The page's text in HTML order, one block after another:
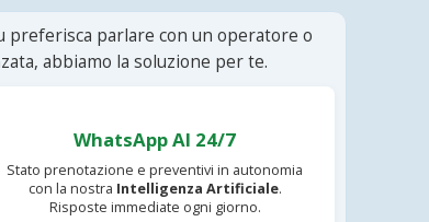
preferisca parlare con un operatore o
abbiamo la soluzione per te.
WhatsApp AI 24/7
Stato prenotazione e preventivi in autonomia
con la nostra Intelligenza Artificiale.
Risposte immediate ogni giorno.